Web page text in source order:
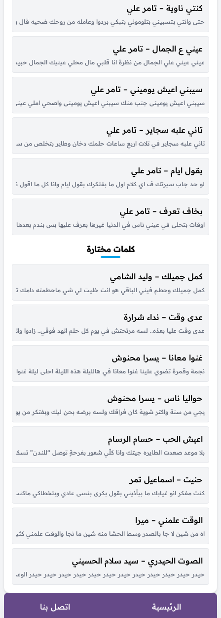
كنتي ناوية – تامر علي
حتى وانتي بتسبيني بتلوموني بتبكي بردوا وعامله من روحك ضحيه قال يعني
عيني ع الجمال – تامر علي
عيني عيني علي الجمال من نظرة انا قلبي مال محلي عينيك الجمال حبيت طريقتك
سيبني اعيش يوميني – تامر علي
سيبني اعيش يومينى جنب منك سيبني اعيش يومينى واصحي املي عيني
تاني علبه سجاير – تامر علي
تاني علبه سجاير في تلات اربع ساعات حلمك دخان وطاير بتخلص من سكات
بقول ايام – تامر علي
لو حد جاب سيرتك ف اي كلام اول ما بفتكرك بقول ايام وانا كل ما اقول
بخاف تعرف – تامر علي
اوقات بتحلى في عيني ناس في الدنيا غيرها بعرف عليها بس بندم بعدها
كلمات مختارة
كمل جميلك – وليد الشامي
كمل جميلك وحطم فيني الباقي هو انت خليت لي شي ماحطمته دامك تلذذ
عدى وقت – نداء شرارة
عدى وقت عليا بعدُه.. لسه مرتحتش في يوم كل حلم اتهد فوقي.. زادوا
غنوا معانا – يسرا محنوش
نجمة وقمرة تضوي علينا غنوا معانا في هالليلة هذه الليلة احلى ليلة غنوا معانا
حواليا ناس – يسرا محنوش
يجي من سنة واكتر شوية كان فراقك ولسه برضه بحن ليك وبفتكر من يوم
اعيش الحب – حسام الرسام
بلا موعد صعدت الطايره جيتك وانا كلّي شعور بفرحةٍ توصل “للندن”
حنيت – اسماعيل تمر
كنت مفكر انو غيابك ما بيأذيني بقول بكرى بنسى عادي وبتخطاكي ماكنت
الوقت علمني – ميرا
اه من شين لا جا بالصدر وسط الحشا منه شين ما نجا والوقت علمني كثير
الصوت الحيدري – سيد سلام الحسيني
حيدر حيدر حيدر حيدر حيدر حيدر حيدر حيدر حيدر حيدر حيدر حيدر الوعد
الرئيسية اتصل بنا